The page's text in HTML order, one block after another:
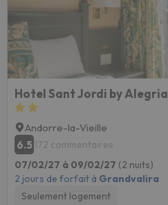
Hotel Sant Jordi by Alegria
Andorre-la-Vieille
6.5 172 commentaires
07/02/27 à 09/02/27 (2 nuits)
2 jours de forfait à Grandvalira
Seulement logement